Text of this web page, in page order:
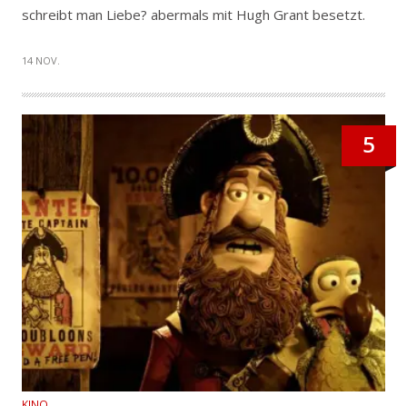
schreibt man Liebe? abermals mit Hugh Grant besetzt.
14 NOV.
5